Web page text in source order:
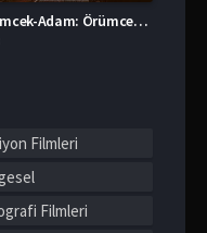
Örümcek-Adam: Örümcek Evreninde izle
Filmleri
Filmleri